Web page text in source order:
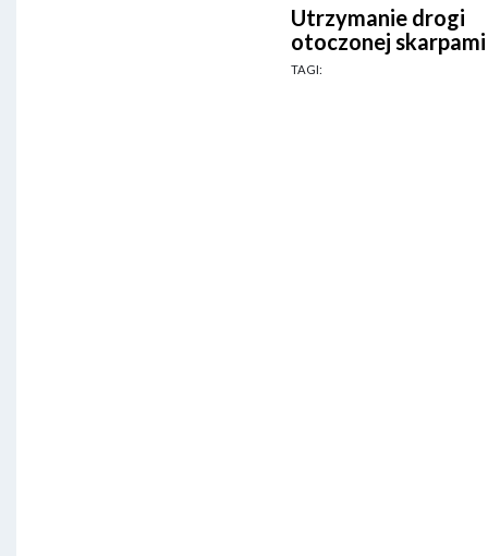
Utrzymanie drogi
otoczonej skarpami
TAGI: